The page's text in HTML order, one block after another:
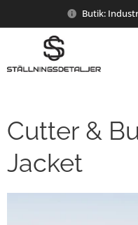
Butik:
Cutter &
Jacket